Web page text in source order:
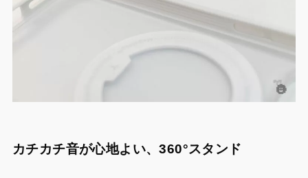
カチカチ音が心地よい、360°スタンド